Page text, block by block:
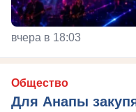
вчера в 18:03
Общество
Для Анапы